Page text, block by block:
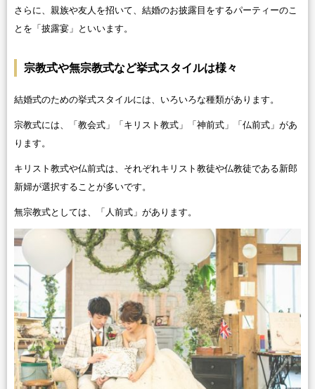
さらに、親族や友人を招いて、結婚のお披露目をするパーティーのこ
とを「披露宴」といいます。
宗教式や無宗教式など挙式スタイルは様々
結婚式のための挙式スタイルには、いろいろな種類があります。
宗教式には、「教会式」「キリスト教式」「神前式」「仏前式」があ
ります。
キリスト教式や仏前式は、それぞれキリスト教徒や仏教徒である新郎
新婦が選択することが多いです。
無宗教式としては、「人前式」があります。